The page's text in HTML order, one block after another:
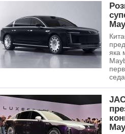
яка